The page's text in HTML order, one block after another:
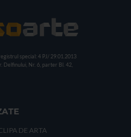
special: 4 PJ/ 29.01.2013
Delfinului, Nr. 6, parter Bl. 42,
DE ARTA